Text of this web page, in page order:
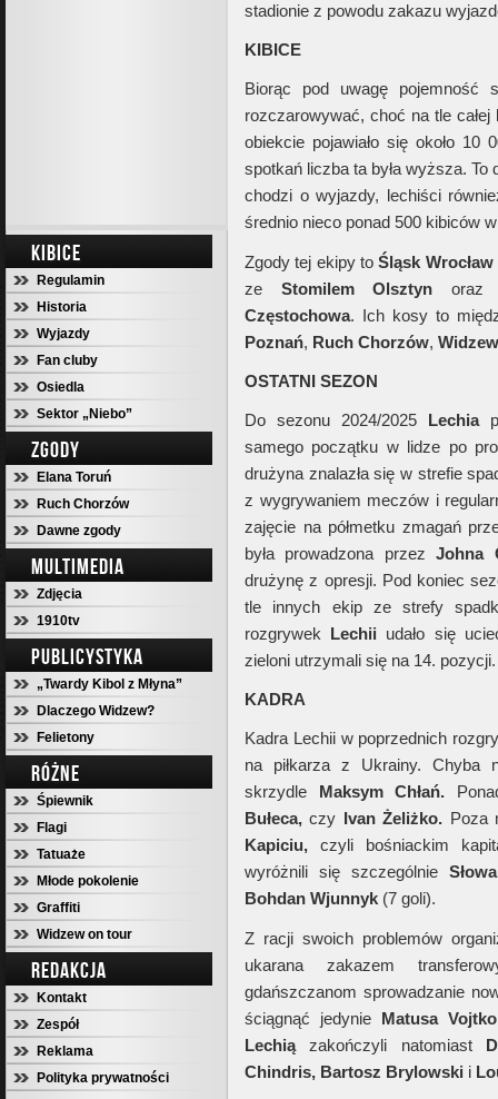
KIBICE
Regulamin
Historia
Wyjazdy
Fan cluby
Osiedla
Sektor „Niebo”
ZGODY
Elana Toruń
Ruch Chorzów
Dawne zgody
MULTIMEDIA
Zdjęcia
1910tv
PUBLICYSTYKA
„Twardy Kibol z Młyna”
Dlaczego Widzew?
Felietony
RÓŻNE
Śpiewnik
Flagi
Tatuaże
Młode pokolenie
Graffiti
Widzew on tour
REDAKCJA
Kontakt
Zespół
Reklama
Polityka prywatności
stadionie z powodu zakazu
KIBICE
Biorąc pod uwagę pojemność
rozczarowywać, choć na tle całej
obiekcie pojawiało się około
spotkań liczba ta była wyższa. To
chodzi o wyjazdy, lechiści
średnio nieco ponad 500 kibiców
Zgody tej ekipy toŚląsk Wrocław
ze Stomilem Olsztyn oraz
Częstochowa. Ich kosy to
Poznań, Ruch Chorzów,
OSTATNI SEZON
Do sezonu 2024/2025 Lechia
samego początku w lidze po
drużyna znalazła się w strefie
z wygrywaniem meczów i
zajęcie na półmetku zmagań
była prowadzona przezJohna
drużynę z opresji. Pod koniec
tle innych ekip ze strefy
rozgrywek Lechii udało się
zieloni utrzymali się na 14. pozycji.
KADRA
Kadra Lechii w poprzednich
na piłkarza z Ukrainy. Chyba
skrzydle Maksym Chłań.
Bułeca, czy Ivan Żeliżko. Poza
Kapiciu, czyli bośniackim
wyróżnili się szczególnie
Bohdan Wjunnyk (7 goli).
Z racji swoich problemów
ukarana zakazem
gdańszczanom sprowadzanie
ściągnąć jedynie Matusa Vojtko
Lechiązakończyli natomiast
Chindris, Bartosz Brylowski i